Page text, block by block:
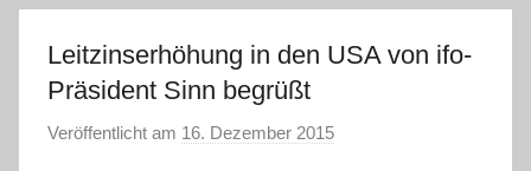
Leitzinserhöhung in den USA von ifo-
Präsident Sinn begrüßt
Veröffentlicht am 16. Dezember 2015